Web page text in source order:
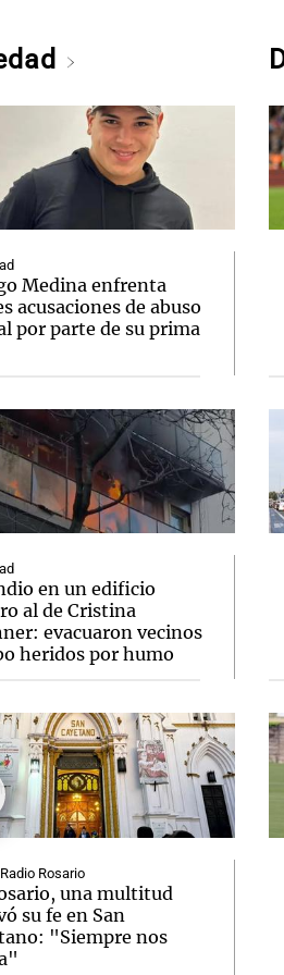
Medina enfrenta
acusaciones de abuso
por parte de su prima
en un edificio
al de Cristina
evacuaron vecinos
heridos por humo
Rosario
una multitud
su fe en San
"Siempre nos
Notas
El huracán de